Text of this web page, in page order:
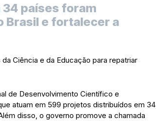
países foram
Brasil e fortalecer a
Ciência e da Educação para repatriar
de Desenvolvimento Científico e
atuam em 599 projetos distribuídos em 34
disso, o governo promove a chamada